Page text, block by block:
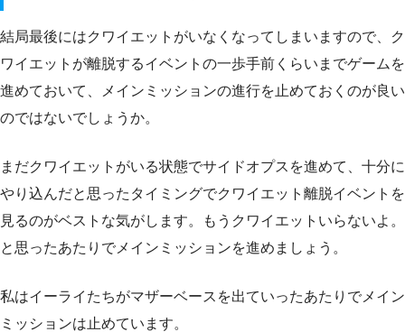
結局最後にはクワイエットがいなくなってしまいますので、ク
ワイエットが離脱するイベントの一歩手前くらいまでゲームを
進めておいて、メインミッションの進行を止めておくのが良い
のではないでしょうか。
まだクワイエットがいる状態でサイドオプスを進めて、十分に
やり込んだと思ったタイミングでクワイエット離脱イベントを
見るのがベストな気がします。もうクワイエットいらないよ。
と思ったあたりでメインミッションを進めましょう。
私はイーライたちがマザーベースを出ていったあたりでメイン
ミッションは止めています。